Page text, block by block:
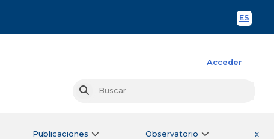
ES
Acceder
Buscar
Publicaciones Observatorio x